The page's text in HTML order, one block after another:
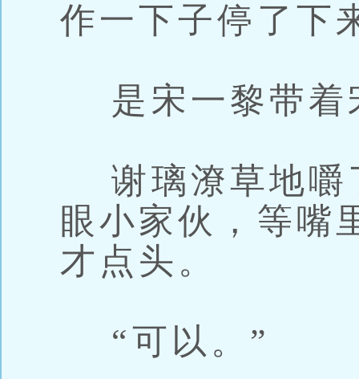
作一下子停了下
是宋一黎带着
谢璃潦草地嚼
眼小家伙，等嘴
才点头。
“可以。”